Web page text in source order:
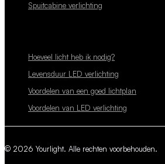
Spuitcabine verlichting
Hoeveel licht heb ik nodig?
Levensduur LED verlichting
Voordelen van een goed lichtplan
Voordelen van LED verlichting
© 2026 Yourlight. Alle rechten voorbehouden.